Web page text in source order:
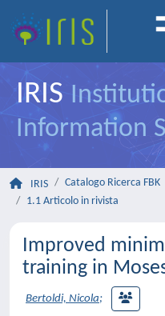
IRIS
Information
IRIS Catalogo Ricerca FBK
1.1 Articolo in rivista
Improved
training in
Bertoldi, Nicola;